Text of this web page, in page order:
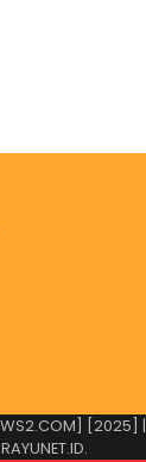
[2025] |
RAYUNET.ID.